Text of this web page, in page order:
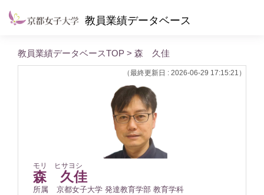
教員業績データベース
教員業績データベースTOP > 森 久佳
（最終更新日 : 2026-06-29 17:15:21）
モリ ヒサヨシ
森 久佳
所属
京都女子大学 発達教育学部 教育学科